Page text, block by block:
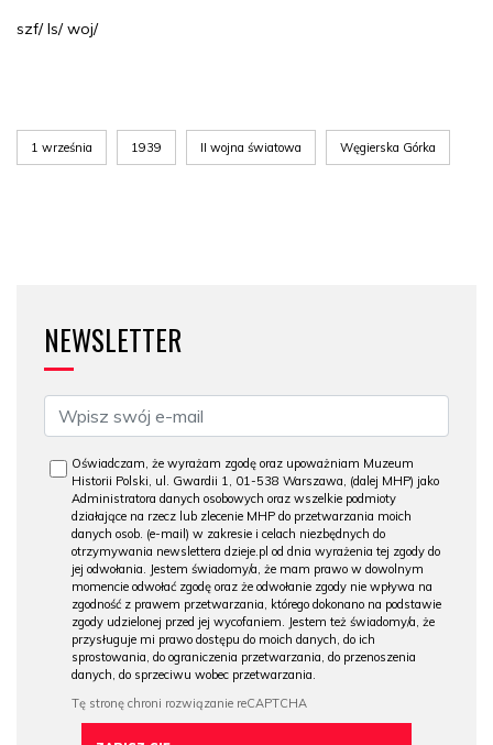
szf/ ls/ woj/
1 września 1939 II wojna światowa Węgierska Górka
NEWSLETTER
Oświadczam, że wyrażam zgodę oraz upoważniam Muzeum
Historii Polski, ul. Gwardii 1, 01-538 Warszawa, (dalej MHP) jako
Administratora danych osobowych oraz wszelkie podmioty
działające na rzecz lub zlecenie MHP do przetwarzania moich
danych osob. (e-mail) w zakresie i celach niezbędnych do
otrzymywania newslettera dzieje.pl od dnia wyrażenia tej zgody do
jej odwołania. Jestem świadomy/a, że mam prawo w dowolnym
momencie odwołać zgodę oraz że odwołanie zgody nie wpływa na
zgodność z prawem przetwarzania, którego dokonano na podstawie
zgody udzielonej przed jej wycofaniem. Jestem też świadomy/a, że
przysługuje mi prawo dostępu do moich danych, do ich
sprostowania, do ograniczenia przetwarzania, do przenoszenia
danych, do sprzeciwu wobec przetwarzania.